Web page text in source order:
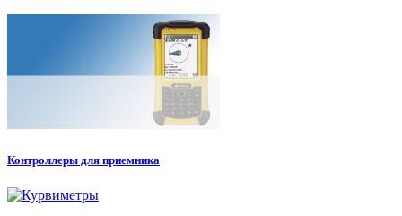
Контроллеры для приемника